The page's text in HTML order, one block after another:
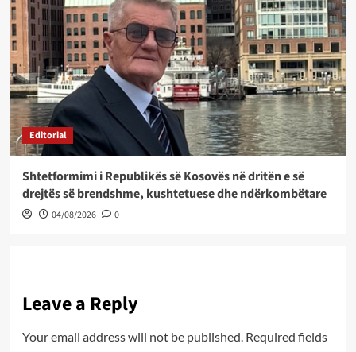
Editorial
Shtetformimi i Republikës së Kosovës në dritën e së
drejtës së brendshme, kushtetuese dhe ndërkombëtare
04/08/2026 0
Leave a Reply
Your email address will not be published. Required fields